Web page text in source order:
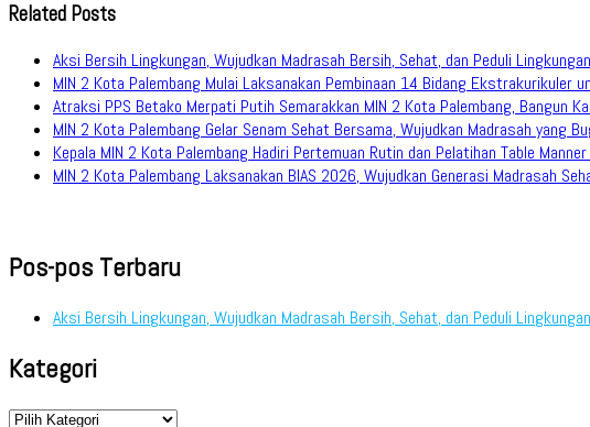
Related Posts
Aksi Bersih Lingkungan, Wujudkan Madrasah Bersih, Sehat, dan Peduli Lingkungan
MIN 2 Kota Palembang Mulai Laksanakan Pembinaan 14 Bidang Ekstrakurikuler
Atraksi PPS Betako Merpati Putih Semarakkan MIN 2 Kota Palembang, Bangun
MIN 2 Kota Palembang Gelar Senam Sehat Bersama, Wujudkan Madrasah yang
Kepala MIN 2 Kota Palembang Hadiri Pertemuan Rutin dan Pelatihan Table
MIN 2 Kota Palembang Laksanakan BIAS 2026, Wujudkan Generasi Madrasah
Pos-pos Terbaru
Aksi Bersih Lingkungan, Wujudkan Madrasah Bersih, Sehat, dan Peduli Lingkungan
Kategori
Kategori